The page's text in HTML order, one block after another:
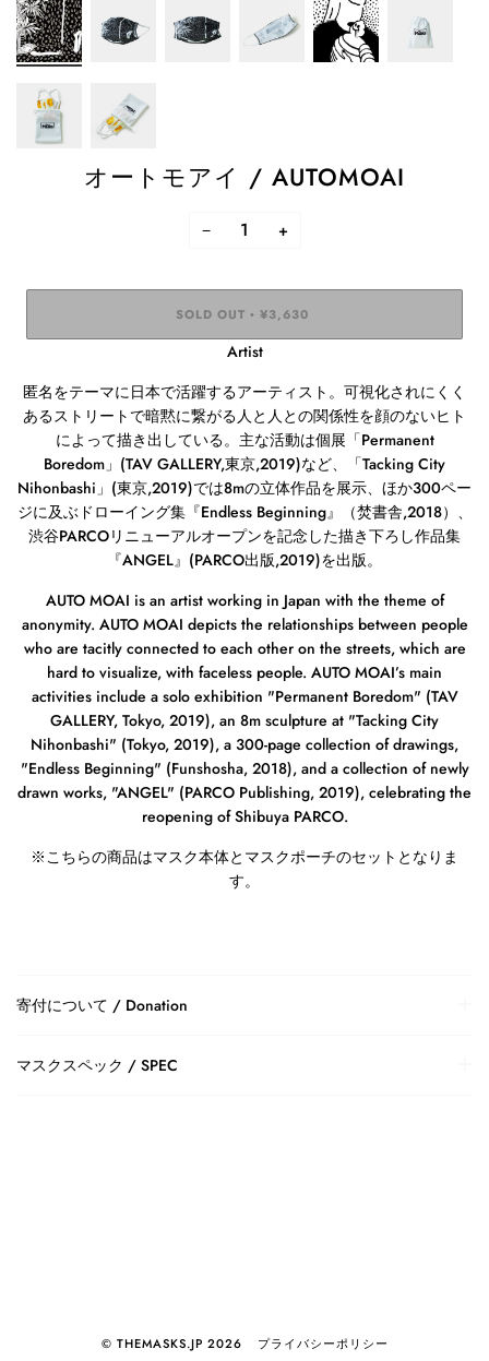
オートモアイ / AUTOMOAI
− +
SOLD OUT • ¥3,630
Artist
匿名をテーマに日本で活躍するアーティスト。可視化されにくく
あるストリートで暗黙に繋がる人と人との関係性を顔のないヒト
によって描き出している。主な活動は個展「Permanent
Boredom」 (TAV GALLERY,東京,2019)など、「Tacking City
Nihonbashi」 (東京,2019)では8mの立体作品を展示、ほか300ペー
ジに及ぶドローイング集『Endless Beginning』（焚書舎,2018）、
渋谷PARCOリニューアルオープンを記念した描き下ろし作品集
『ANGEL』 (PARCO出版,2019)を出版。
AUTO MOAI is an artist working in Japan with the theme of
anonymity. AUTO MOAI depicts the relationships between people
who are tacitly connected to each other on the streets, which are
hard to visualize, with faceless people. AUTO MOAI’s main
activities include a solo exhibition "Permanent Boredom" (TAV
GALLERY, Tokyo, 2019), an 8m sculpture at "Tacking City
Nihonbashi" (Tokyo, 2019), a 300-page collection of drawings,
"Endless Beginning" (Funshosha, 2018), and a collection of newly
drawn works, "ANGEL" (PARCO Publishing, 2019), celebrating the
reopening of Shibuya PARCO.
※こちらの商品はマスク本体とマスクポーチのセットとなりま
す。
寄付について / Donation
マスクスペック / SPEC
© THEMASKS.JP 2026 プライバシーポリシー